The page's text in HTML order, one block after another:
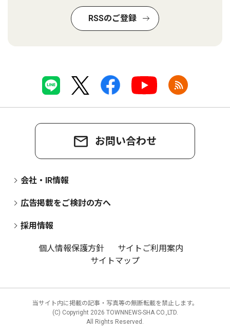
RSSのご登録
お問い合わせ
会社・IR情報
広告掲載をご検討の方へ
採用情報
個人情報保護方針
サイトご利用案内
サイトマップ
当サイト内に掲載の記事・写真等の無断転載を禁止します。
(C) Copyright 2026 TOWNNEWS-SHA CO.,LTD.
All Rights Reserved.